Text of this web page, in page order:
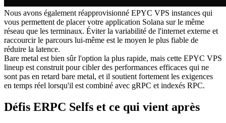
Nous avons également réapprovisionné EPYC VPS instances qui
vous permettent de placer votre application Solana sur le même
réseau que les terminaux. Éviter la variabilité de l'internet externe et
raccourcir le parcours lui-même est le moyen le plus fiable de
réduire la latence.
Bare metal est bien sûr l'option la plus rapide, mais cette EPYC VPS
lineup est construit pour cibler des performances efficaces qui ne
sont pas en retard bare metal, et il soutient fortement les exigences
en temps réel lorsqu'il est combiné avec gRPC et indexés RPC.
Défis ERPC Selfs et ce qui vient après